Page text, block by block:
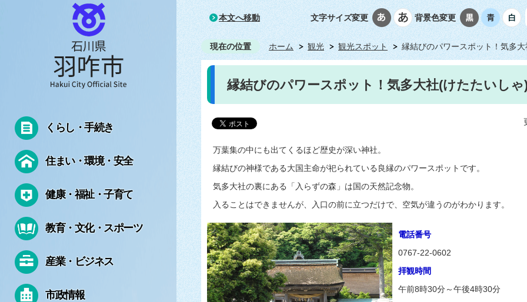
本文へ移動
くらし・手続き
住まい・環境・安全
健康・福祉・子育て
教育・文化・スポーツ
産業・ビジネス
市政情報
文字サイズ変更 背景色変更
現在の位置 ホーム 観光 観光スポット 縁結びのパワースポット！気多
縁結びのパワースポット！気多大社(けたたいしゃ
万葉集の中にも出てくるほど歴史が深い神社。
縁結びの神様である大国主命が祀られている良縁のパワースポットです。
気多大社の裏にある「入らずの森」は国の天然記念物。
入ることはできませんが、入口の前に立つだけで、空気が違うのがわかります。
電話番号
0767-22-0602
拝観時間
午前8時30分～午後4時30分